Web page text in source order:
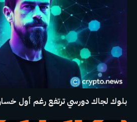
بلوك لجاك دورسي ترتفع رغم أول